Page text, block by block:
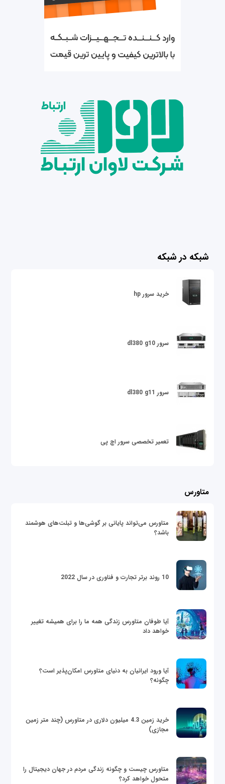
شبکه در شبکه
خرید سرور hp
سرور dl380 g10
سرور dl380 g11
تعمیر تخصصی سرور اچ پی
متاورس
متاورس می‌تواند پایانی بر گوشی‌ها و تبلت‌های هوشمند
باشد؟
10 روند برتر تجارت و فناوری در سال 2022
آیا طوفان متاورس زندگی همه ما را برای همیشه تغییر
خواهد داد
آیا ورود ایرانیان به دنیای متاورس امکان‌پذیر است؟
چگونه؟
خرید زمین 4.3 میلیون دلاری در متاورس (چند متر زمین
مجازی)
متاورس چیست و چگونه زندگی مردم در جهان دیجیتال را
متحول خواهد کرد؟